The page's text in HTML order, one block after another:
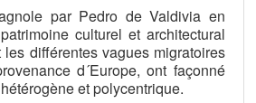
par Pedro de Valdivia en
culturel et architectural
différentes vagues migratoires
d´Europe, ont façonné
et polycentrique.